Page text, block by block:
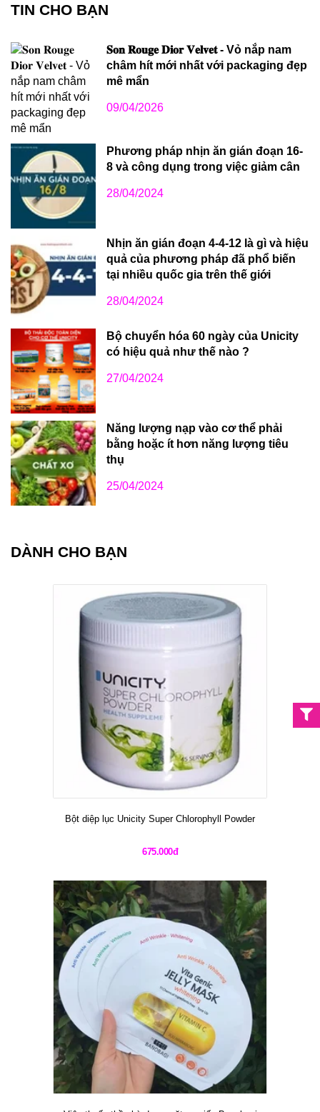
TIN CHO BẠN
𝐒𝐨𝐧 𝐑𝐨𝐮𝐠𝐞 𝐃𝐢𝐨𝐫 𝐕𝐞𝐥𝐯𝐞𝐭 - Vỏ nắp nam
châm hít mới nhất với packaging đẹp
mê mẩn
09/04/2026
Phương pháp nhịn ăn gián đoạn 16-
8 và công dụng trong việc giảm cân
28/04/2024
Nhịn ăn gián đoạn 4-4-12 là gì và hiệu
quả của phương pháp đã phổ biến
tại nhiều quốc gia trên thế giới
28/04/2024
Bộ chuyển hóa 60 ngày của Unicity
có hiệu quả như thế nào ?
27/04/2024
Năng lượng nạp vào cơ thể phải
bằng hoặc ít hơn năng lượng tiêu
thụ
25/04/2024
DÀNH CHO BẠN
Bột diệp lục Unicity Super Chlorophyll Powder
675.000đ